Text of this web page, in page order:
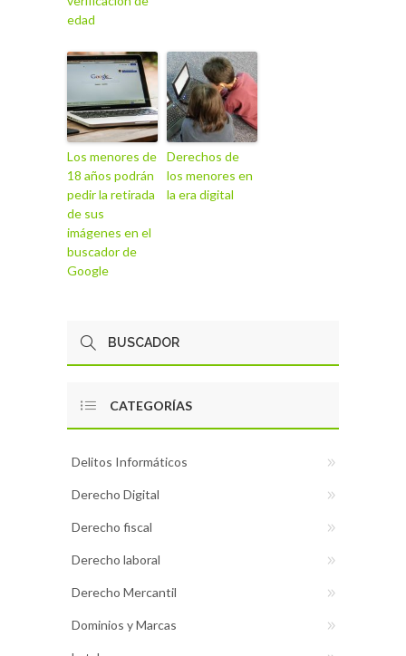
edad
Los menores de
18 años podrán
pedir la retirada
de sus
imágenes en el
buscador de
Google
Derechos de
los menores en
la era digital
CATEGORÍAS
Delitos Informáticos
Derecho Digital
Derecho fiscal
Derecho laboral
Derecho Mercantil
Dominios y Marcas